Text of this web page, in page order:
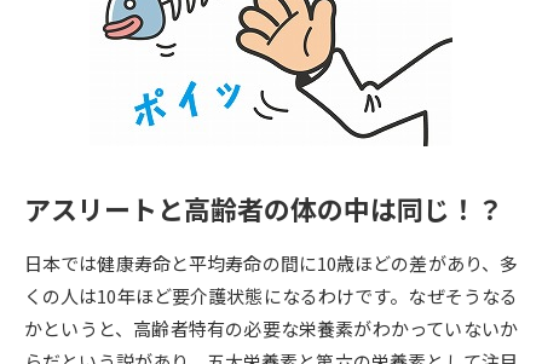
留学・進学関連、塾・予備校
大学入学共通テスト「受験案
内」の請求
大学入学共通テスト「受験上の
配慮案内」の請求
高等学校卒業程度認定試験
高等学校（情報）教員資格認定
大学研究 大学検索
アスリートと高齢者の体の中は同じ！？
日本では健康寿命と平均寿命の間に10歳ほどの差があり、多
くの人は10年ほど要介護状態になるわけです。なぜそうなる
かというと、高齢者特有の必要な栄養素がわかっていないか